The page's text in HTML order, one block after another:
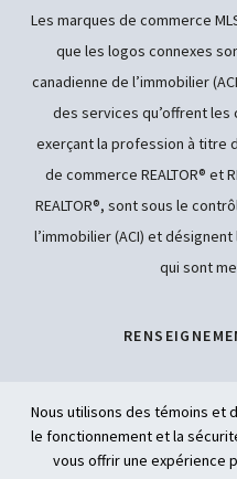
Les marques de commerce
que les logos connexes
canadienne de l’immobilier
des services qu’offrent
exerçant la profession à titre
de commerce REALTOR® et
REALTOR®, sont sous le
l’immobilier (ACI) et
qui sont
Nous utilisons des témoins et
le fonctionnement et la
vous offrir une expérience